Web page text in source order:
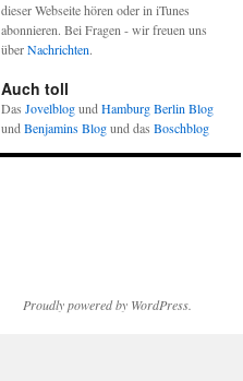
dieser Webseite hören oder in iTunes
abonnieren. Bei Fragen - wir freuen uns
überNachrichten.
Auch toll
Das Jovelblogund Hamburg Berlin Blog
und Benjamins Blogund das Boschblog
Proudly powered by WordPress.